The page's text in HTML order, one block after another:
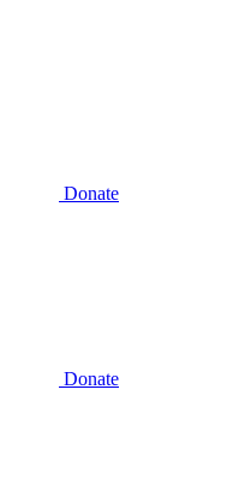
Donate
Donate